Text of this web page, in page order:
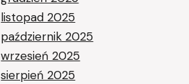
listopad 2025
październik 2025
wrzesień 2025
sierpień 2025